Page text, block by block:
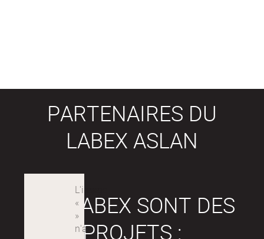
PARTENAIRES DU
LABEX ASLAN
LES LABEX SONT DES
PROJETS :